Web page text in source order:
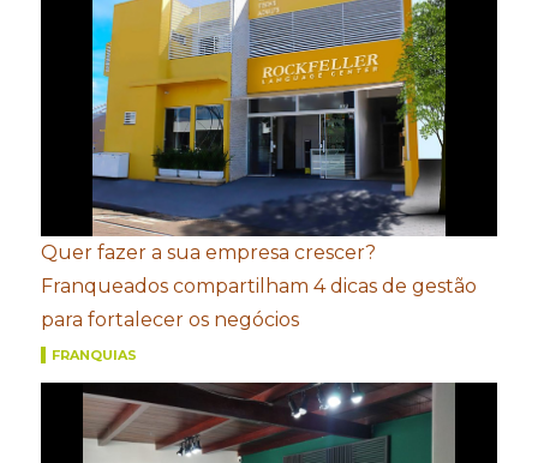
Quer fazer a sua empresa crescer?
Franqueados compartilham 4 dicas de gestão
para fortalecer os negócios
FRANQUIAS